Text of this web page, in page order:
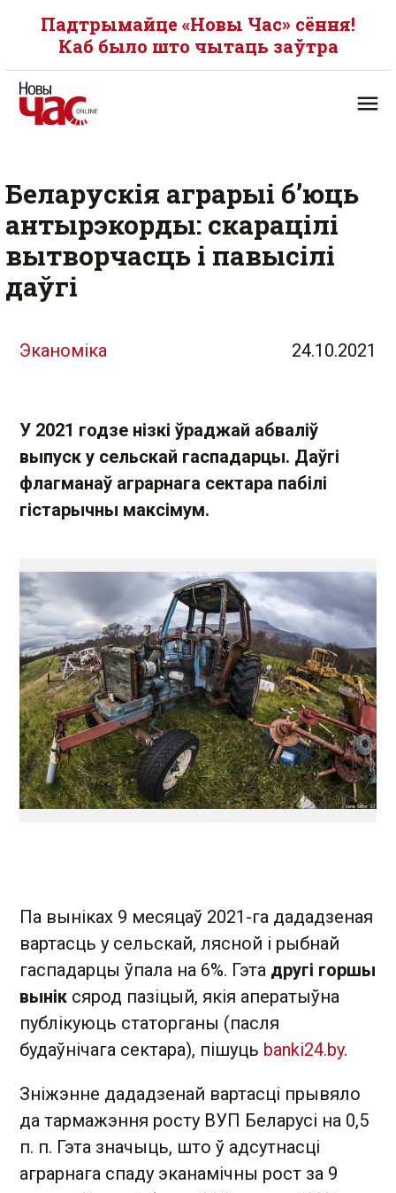
Падтрымайце «Новы Час» сёння!
Каб было што чытаць заўтра
Беларускія аграрыі б’юць
антырэкорды: скарацілі
вытворчасць і павысілі
даўгі
Эканоміка 24.10.2021
У 2021 годзе нізкі ўраджай абваліў
выпуск у сельскай гаспадарцы. Даўгі
флагманаў аграрнага сектара пабілі
гістарычны максімум.
Па выніках 9 месяцаў 2021-га дададзеная
вартасць у сельскай, лясной і рыбнай
гаспадарцы ўпала на 6%. Гэта другі горшы
вынік сярод пазіцый, якія аператыўна
публікуюць статорганы (пасля
будаўнічага сектара), пішуць banki24.by.
Зніжэнне дададзенай вартасці прывяло
да тармажэння росту ВУП Беларусі на 0,5
п. п. Гэта значыць, што ў адсутнасці
аграрнага спаду эканамічны рост за 9